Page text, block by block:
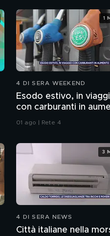
4 DI SERA WEEKEND
Esodo estivo, in
con carburanti in
01 ago | Rete 4
1
4 DI SERA NEWS
Città italiane nella
3